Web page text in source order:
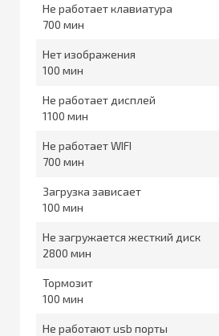
Не работает клавиатура
700
Нет изображения
100
Не работает дисплей
1100
Не работает WIFI
700
Загрузка зависает
100
Не загружается жесткий диск
2800
Тормозит
100
Не работают usb порты